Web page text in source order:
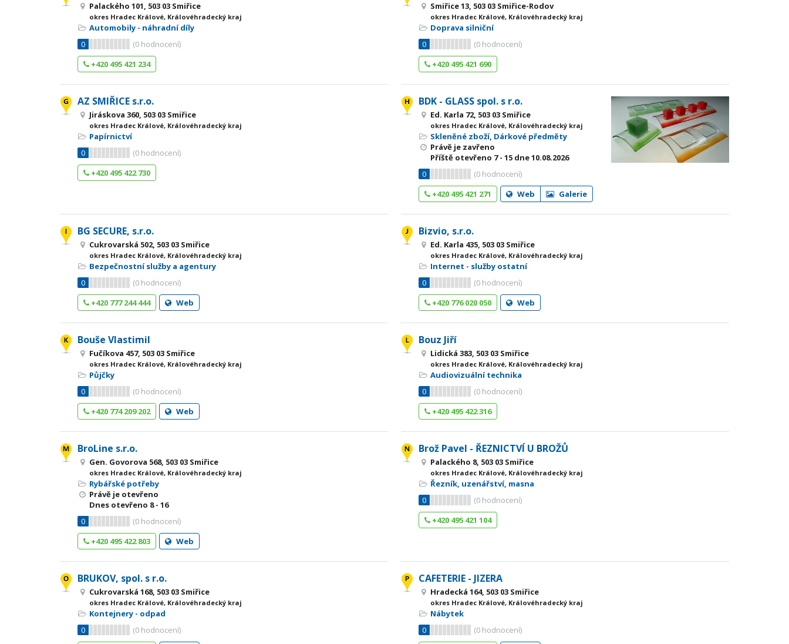
Palackého 101, 503 03 Smiřice
okres Hradec Králové, Královéhradecký kraj
Automobily - náhradní díly
0
(0 hodnocení)
+420 495 421 234
Smiřice 13, 503 03 Smiřice-Rodov
okres Hradec Králové, Královéhradecký kraj
Doprava silniční
0
(0 hodnocení)
+420 495 421 690
AZ SMIŘICE s.r.o.
Jiráskova 360, 503 03 Smiřice
okres Hradec Králové, Královéhradecký kraj
Papírnictví
0
(0 hodnocení)
+420 495 422 730
BDK - GLASS spol. s r.o.
Ed. Karla 72, 503 03 Smiřice
okres Hradec Králové, Královéhradecký kraj
Skleněné zboží, Dárkové předměty
Právě je zavřeno
Příště otevřeno 7 - 15 dne 10.08.2026
0
(0 hodnocení)
+420 495 421 271
Web Galerie
BG SECURE, s.r.o.
Cukrovarská 502, 503 03 Smiřice
okres Hradec Králové, Královéhradecký kraj
Bezpečnostní služby a agentury
0
(0 hodnocení)
+420 777 244 444
Web
Bizvio, s.r.o.
Ed. Karla 435, 503 03 Smiřice
okres Hradec Králové, Královéhradecký kraj
Internet - služby ostatní
0
(0 hodnocení)
+420 776 020 050
Web
Bouše Vlastimil
Fučíkova 457, 503 03 Smiřice
okres Hradec Králové, Královéhradecký kraj
Půjčky
0
(0 hodnocení)
+420 774 209 202
Web
Bouz Jiří
Lidická 383, 503 03 Smiřice
okres Hradec Králové, Královéhradecký kraj
Audiovizuální technika
0
(0 hodnocení)
+420 495 422 316
BroLine s.r.o.
Gen. Govorova 568, 503 03 Smiřice
okres Hradec Králové, Královéhradecký kraj
Rybářské potřeby
Právě je otevřeno
Dnes otevřeno 8 - 16
0
(0 hodnocení)
+420 495 422 803
Web
Brož Pavel - ŘEZNICTVÍ U BROŽŮ
Palackého 8, 503 03 Smiřice
okres Hradec Králové, Královéhradecký kraj
Řezník, uzenářství, masna
0
(0 hodnocení)
+420 495 421 104
BRUKOV, spol. s r.o.
Cukrovarská 168, 503 03 Smiřice
okres Hradec Králové, Královéhradecký kraj
Kontejnery - odpad
0
(0 hodnocení)
CAFETERIE - JIZERA
Hradecká 164, 503 03 Smiřice
okres Hradec Králové, Královéhradecký kraj
Nábytek
0
(0 hodnocení)